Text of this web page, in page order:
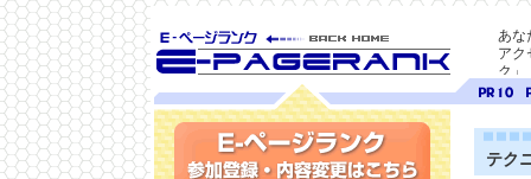
SEO対策に E-ページ
ランク
あな
アク
ク」
ランク
10
9
テク